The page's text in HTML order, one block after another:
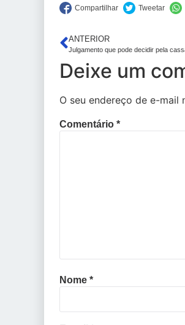
ANTERIOR
Julgamento que pode decidir pela
Deixe um
O seu endereço de e-mail
Comentário *
Nome *